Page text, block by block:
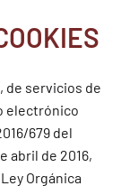
de servicios de
electrónico
679 del
abril de 2016,
Orgánica